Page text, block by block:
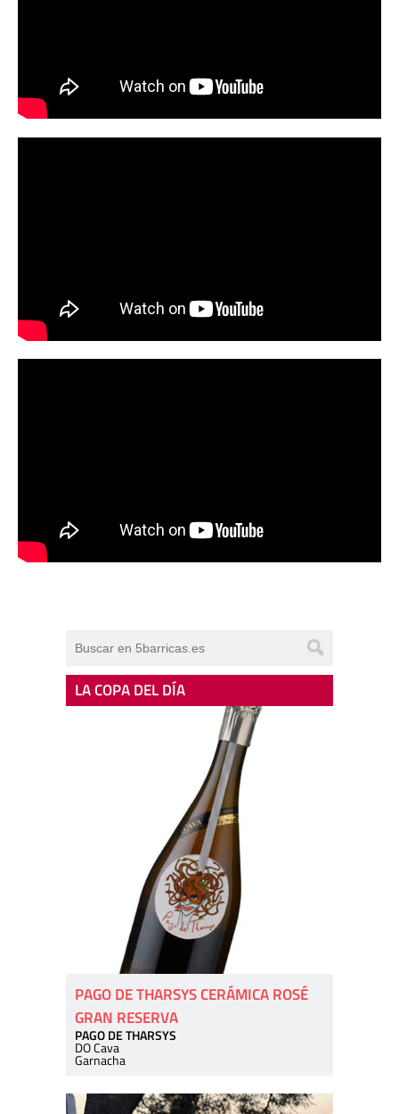
LA COPA DEL DÍA
PAGO DE THARSYS CERÁMICA ROSÉ
GRAN RESERVA
PAGO DE THARSYS
DO Cava
Garnacha